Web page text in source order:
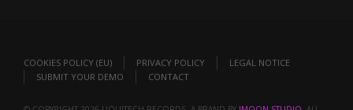
COOKIES POLICY (EU) PRIVACY POLICY
LEGAL NOTICE
SUBMIT YOUR DEMO
CONTACT